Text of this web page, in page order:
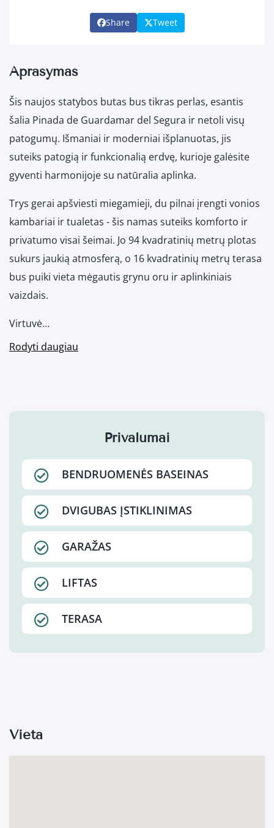
Share Tweet
Aprašymas
Šis naujos statybos butas bus tikras perlas, esantis
šalia Pinada de Guardamar del Segura ir netoli visų
patogumų. Išmaniai ir moderniai išplanuotas, jis
suteiks patogią ir funkcionalią erdvę, kurioje galėsite
gyventi harmonijoje su natūralia aplinka.
Trys gerai apšviesti miegamieji, du pilnai įrengti vonios
kambariai ir tualetas - šis namas suteiks komforto ir
privatumo visai šeimai. Jo 94 kvadratinių metrų plotas
sukurs jaukią atmosferą, o 16 kvadratinių metrų terasa
bus puiki vieta mėgautis grynu oru ir aplinkiniais
vaizdais.
Virtuvė…
Rodyti daugiau
Privalumai
BENDRUOMENĖS BASEINAS
DVIGUBAS ĮSTIKLINIMAS
GARAŽAS
LIFTAS
TERASA
Vieta